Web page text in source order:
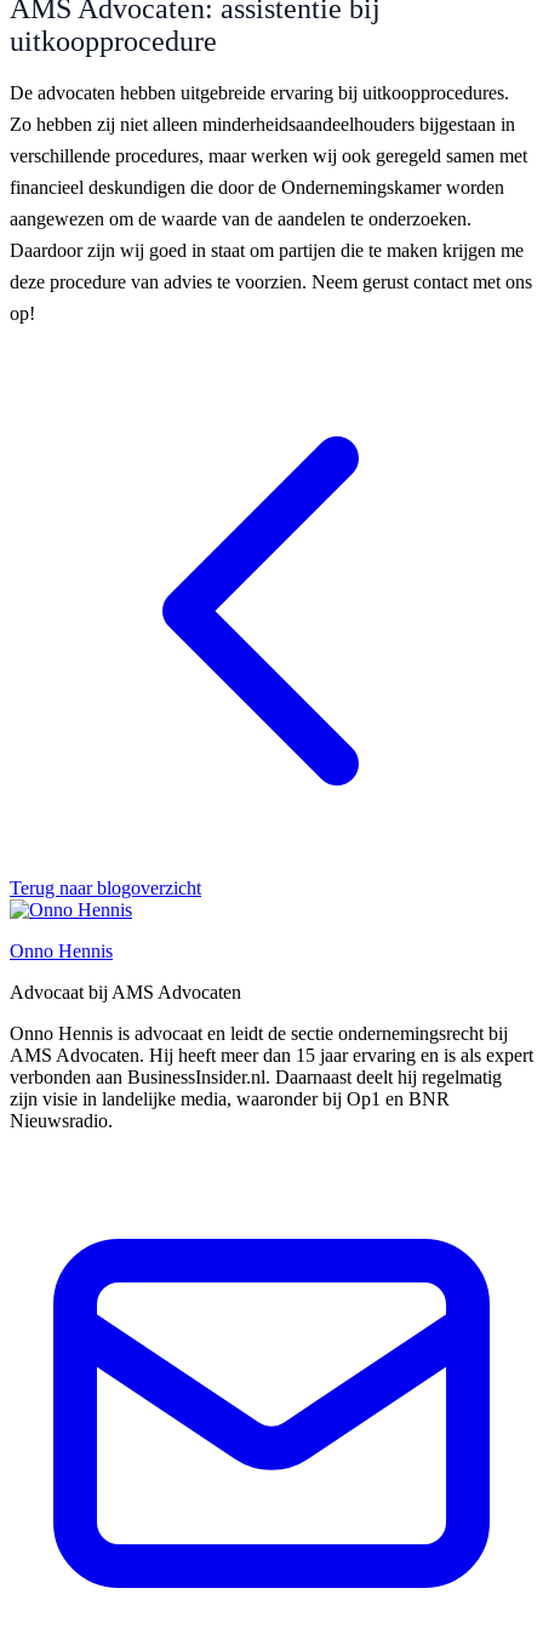
AMS Advocaten: assistentie bij
uitkoopprocedure
De advocaten hebben uitgebreide ervaring bij uitkoopprocedures.
Zo hebben zij niet alleen minderheidsaandeelhouders bijgestaan in
verschillende procedures, maar werken wij ook geregeld samen met
financieel deskundigen die door de Ondernemingskamer worden
aangewezen om de waarde van de aandelen te onderzoeken.
Daardoor zijn wij goed in staat om partijen die te maken krijgen me
deze procedure van advies te voorzien. Neem gerust contact met ons
op!
Terug naar blogoverzicht
Onno Hennis
Advocaat bij AMS Advocaten
Onno Hennis is advocaat en leidt de sectie ondernemingsrecht bij
AMS Advocaten. Hij heeft meer dan 15 jaar ervaring en is als expert
verbonden aan BusinessInsider.nl. Daarnaast deelt hij regelmatig
zijn visie in landelijke media, waaronder bij Op1 en BNR
Nieuwsradio.